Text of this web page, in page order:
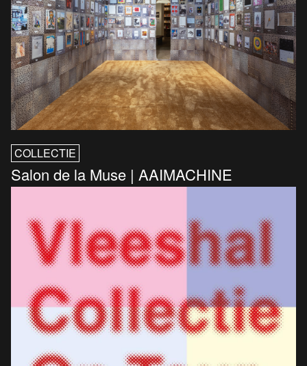
COLLECTIE
Salon de la Muse | AAIMACHINE